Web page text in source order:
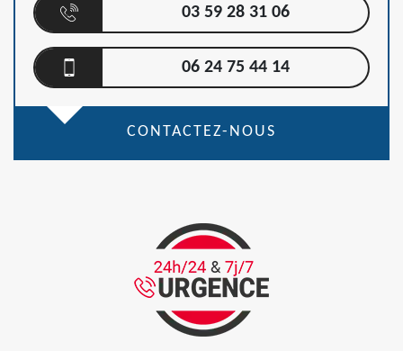
03 59 28 31 06
06 24 75 44 14
CONTACTEZ-NOUS